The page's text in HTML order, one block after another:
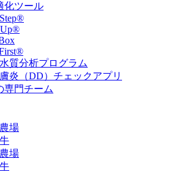
化ツール
Up®
質分析プログラム
炎（DD）チェックアプリ
専門チーム
場
場